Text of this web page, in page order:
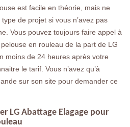
est facile en théorie, mais ne
de projet si vous n’avez pas
Vous pouvez toujours faire appel à
en rouleau de la part de LG
moins de 24 heures après votre
le tarif. Vous n’avez qu’à
sur son site pour demander ce
LG Abattage Elagage pour